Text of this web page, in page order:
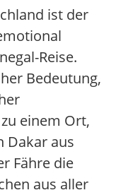
ist der
Reise.
Bedeutung,
einem Ort,
Dakar aus
Fähre die
aus aller